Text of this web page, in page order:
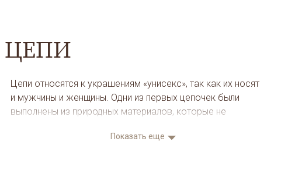
ЦЕПИ
Цепи относятся к украшениям «унисекс», так как их носят
и мужчины и женщины. Одни из первых цепочек были
выполнены из природных материалов, которые не
огромную популярность получили украшения из
Показать еще